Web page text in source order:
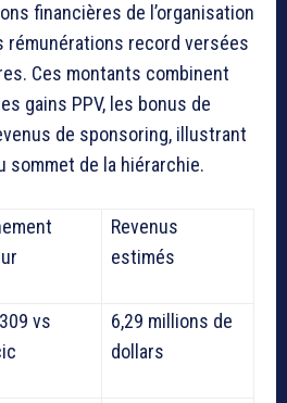
financières de l’organisation
rémunérations record versées
Ces montants combinent
gains PPV, les bonus de
de sponsoring, illustrant
sommet de la hiérarchie.
Revenus
estimés
vs
6,29 millions de
dollars